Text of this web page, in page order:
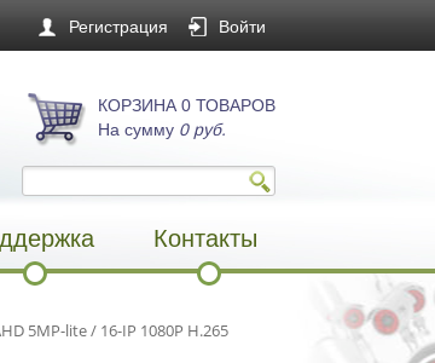
Регистрация Войти
КОРЗИНА 0 ТОВАРОВ
На сумму 0 руб.
Контакты
5MP-lite / 16-IP 1080P H.265